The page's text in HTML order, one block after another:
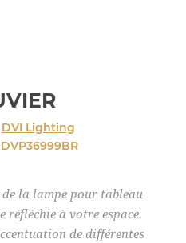
DVI Lighting
DVP36999BR
la lampe pour tableau
réfléchie à votre espace.
de différentes